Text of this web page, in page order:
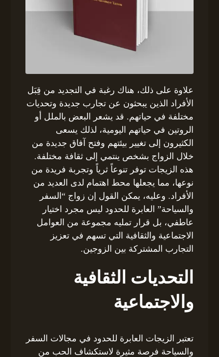
علاوة على ذلك، هناك رغبة في التجديد من قِبَل
الأفراد الذين يبحثون عن تجارب جديدة وتحديات
مختلفة في حياتهم. قد يشعر البعض بالملل أو
الروتين في حياتهم اليومية، لذلك يسعى
الكثيرون إلى تغيير بيئتهم وفتح آفاق جديدة من
خلال الزواج بشخص ينتمي إلى ثقافة مختلفة.
هذه الزيجات توفر تنوعاً ثرياً وتجربة فريدة من
نوعها، مما يجعلها محط اهتمام لدى العديد من
الأفراد. وعليه، يمكن القول إن زواج “السفر
والسياحة” العابرة للحدود ليس مجرد اختيار
عاطفي، بل قرار تمليه مجموعة من العوامل
الاجتماعية والثقافية التي تسهم في تعزيز
التجارب المشتركة بين الزوجين.
التحديات الثقافية
والاجتماعية
تعتبر الزيجات العابرة للحدود في مجالات السفر
والسياحة فرصة مثيرة لاستكشاف الحب من